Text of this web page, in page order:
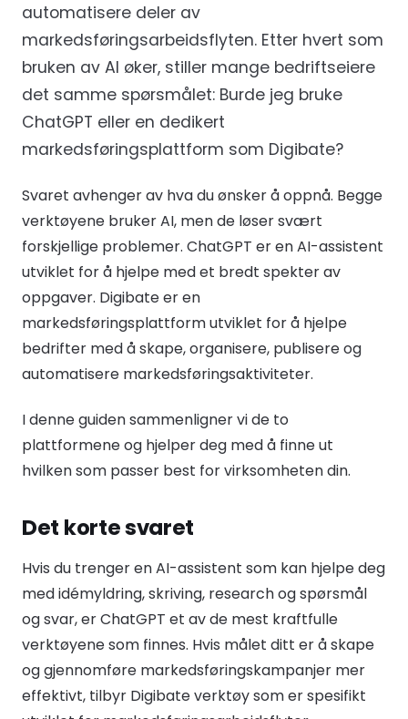
automatisere deler av
markedsføringsarbeidsflyten. Etter hvert som
bruken av AI øker, stiller mange bedriftseiere
det samme spørsmålet: Burde jeg bruke
ChatGPT eller en dedikert
markedsføringsplattform som Digibate?
Svaret avhenger av hva du ønsker å oppnå. Begge
verktøyene bruker AI, men de løser svært
forskjellige problemer. ChatGPT er en AI-assistent
utviklet for å hjelpe med et bredt spekter av
oppgaver. Digibate er en
markedsføringsplattform utviklet for å hjelpe
bedrifter med å skape, organisere, publisere og
automatisere markedsføringsaktiviteter.
I denne guiden sammenligner vi de to
plattformene og hjelper deg med å finne ut
hvilken som passer best for virksomheten din.
Det korte svaret
Hvis du trenger en AI-assistent som kan hjelpe deg
med idémyldring, skriving, research og spørsmål
og svar, er ChatGPT et av de mest kraftfulle
verktøyene som finnes. Hvis målet ditt er å skape
og gjennomføre markedsføringskampanjer mer
effektivt, tilbyr Digibate verktøy som er spesifikt